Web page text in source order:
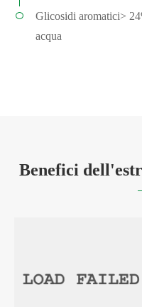
Glicosidi aromatici>
acqua
Benefici